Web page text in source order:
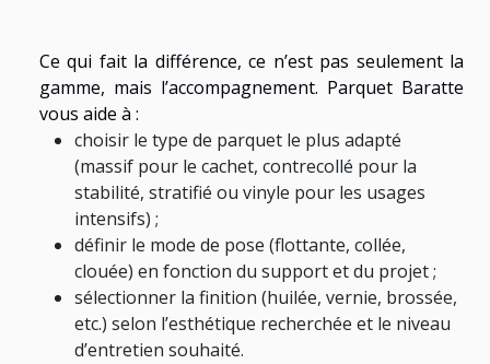
Ce qui fait la différence, ce n’est pas seulement la
gamme, mais l’accompagnement. Parquet Baratte
vous aide à :
choisir le type de parquet le plus adapté
(massif pour le cachet, contrecollé pour la
stabilité, stratifié ou vinyle pour les usages
intensifs) ;
définir le mode de pose (flottante, collée,
clouée) en fonction du support et du projet ;
sélectionner la finition (huilée, vernie, brossée,
etc.) selon l’esthétique recherchée et le niveau
d’entretien souhaité.